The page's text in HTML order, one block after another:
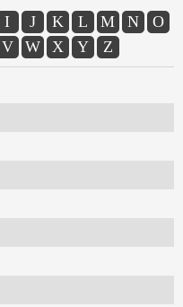
I J K L M N
O
V W X Y Z